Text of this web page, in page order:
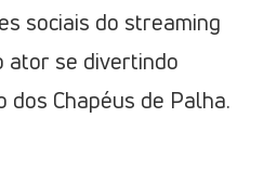
sociais do streaming
ator se divertindo
Chapéus de Palha.